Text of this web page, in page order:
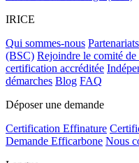
IRICE
Qui sommes-nous
(BSC) Rejoindre le comité de
certification accréditée
démarches Blog FAQ
Déposer une demande
Certification Effinature
Demande Efficarbone Nous